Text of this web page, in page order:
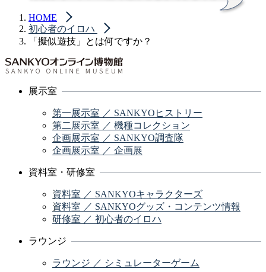
HOME
初心者のイロハ
「擬似遊技」とは何ですか？
展示室
第一展示室 ／ SANKYOヒストリー
第二展示室 ／ 機種コレクション
企画展示室 ／ SANKYO調査隊
企画展示室 ／ 企画展
資料室・研修室
資料室 ／ SANKYOキャラクターズ
資料室 ／ SANKYOグッズ・コンテンツ情報
研修室 ／ 初心者のイロハ
ラウンジ
ラウンジ ／ シミュレーターゲーム